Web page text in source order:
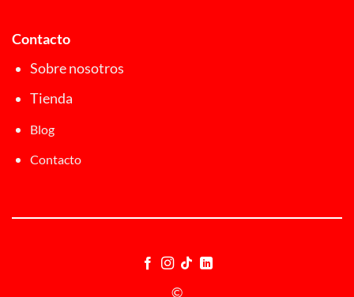
Contacto
Sobre nosotros
Tienda
Blog
Contacto
©